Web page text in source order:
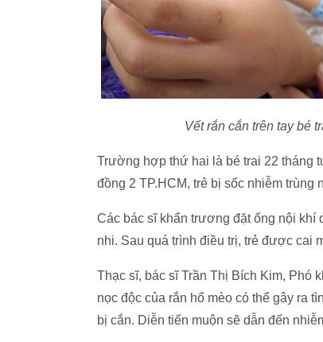
Vết rắn cắn trên tay bé
Trường hợp thứ hai là bé trai 22 tháng
đồng 2 TP.HCM, trẻ bị sốc nhiễm trùng
Các bác sĩ khẩn trương đặt ống nội khí
nhi. Sau quá trình điều trị, trẻ được cai
Thạc sĩ, bác sĩ Trần Thị Bích Kim, Phó
nọc độc của rắn hổ mèo có thể gây ra
bị cắn. Diễn tiến muộn sẽ dẫn đến